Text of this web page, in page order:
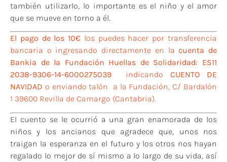
también utilizarlo, lo importante es el niño y el amor
que se mueve en torno a él.
El pago de los 10€ los puedes hacer por transferencia
bancaria o ingresando directamente en lacuenta de
Bankia de la Fundación Huellas de Solidaridad: ES11
2038-9306-14-6000275039 indicando CUENTO DE
NAVIDAD o enviando talón a la Fundación, C/ Bardalón
1 39600 Revilla de Camargo (Cantabria).
El cuento se le ocurrió a una gran enamorada de los
niños y los ancianos que agradece que, unos nos
traigan la esperanza en el futuro y los otros nos hayan
regalado lo mejor de sí mismo a lo largo de su vida, así